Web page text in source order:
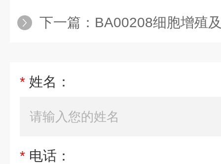
下一篇： BA00208细胞增殖
* 姓名：
* 电话：